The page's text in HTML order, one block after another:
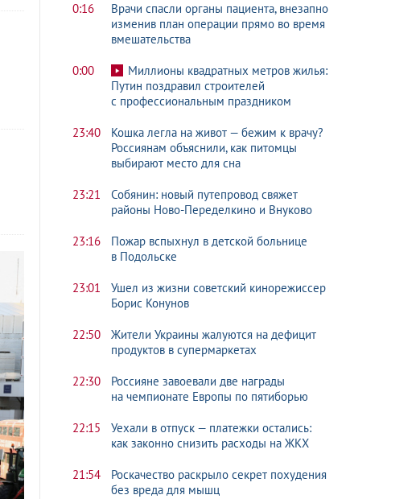
0:16
Врачи спасли органы пациента, внезапно
изменив план операции прямо во время
вмешательства
0:00
Миллионы квадратных метров жилья:
Путин поздравил строителей
с профессиональным праздником
23:40
Кошка легла на живот — бежим к врачу?
Россиянам объяснили, как питомцы
выбирают место для сна
23:21
Собянин: новый путепровод свяжет
районы Ново-Переделкино и Внуково
23:16
Пожар вспыхнул в детской больнице
в Подольске
23:01
Ушел из жизни советский кинорежиссер
Борис Конунов
22:50
Жители Украины жалуются на дефицит
продуктов в супермаркетах
22:30
Россияне завоевали две награды
на чемпионате Европы по пятиборью
22:15
Уехали в отпуск — платежки остались:
как законно снизить расходы на ЖКХ
21:54
Роскачество раскрыло секрет похудения
без вреда для мышц